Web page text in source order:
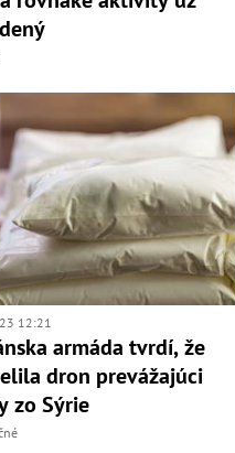
12:21
armáda tvrdí, že
dron prevážajúci
zo Sýrie